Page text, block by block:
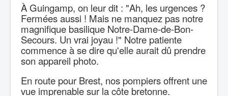
À Guingamp, on leur dit : "Ah, les urgences ?
Fermées aussi ! Mais ne manquez pas notre
magnifique basilique Notre-Dame-de-Bon-
Secours. Un vrai joyau !" Notre patiente
commence à se dire qu'elle aurait dû prendre
son appareil photo.
En route pour Brest, nos pompiers offrent une
vue imprenable sur la côte bretonne.